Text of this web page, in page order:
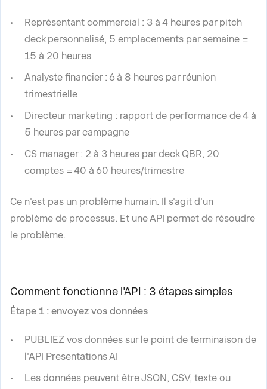
Représentant commercial : 3 à 4 heures par pitch
deck personnalisé, 5 emplacements par semaine =
15 à 20 heures
Analyste financier : 6 à 8 heures par réunion
trimestrielle
Directeur marketing : rapport de performance de 4 à
5 heures par campagne
CS manager : 2 à 3 heures par deck QBR, 20
comptes = 40 à 60 heures/trimestre
Ce n'est pas un problème humain. Il s'agit d'un
problème de processus. Et une API permet de résoudre
le problème.
Comment fonctionne l'API : 3 étapes simples
Étape 1 : envoyez vos données
PUBLIEZ vos données sur le point de terminaison de
l'API Presentations AI
Les données peuvent être JSON, CSV, texte ou